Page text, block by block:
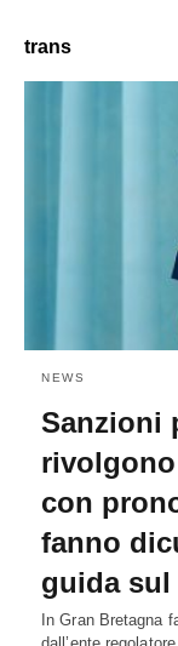
trans
NEWS
Sanzioni
con
fanno
guida sul
In Gran Bretagna